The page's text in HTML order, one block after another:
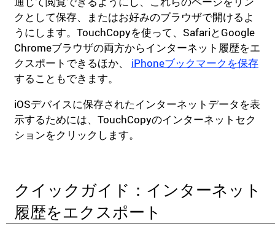
クとして保存、またはお好みのブラウザで開けるよ
うにします。TouchCopyを使って、SafariとGoogle
Chromeブラウザの両方からインターネット履歴をエ
クスポートできるほか、 iPhoneブックマークを保存
することもできます。
iOSデバイスに保存されたインターネットデータを表
示するためには、TouchCopyのインターネットセク
ションをクリックします。
クイックガイド：インターネット
履歴をエクスポート